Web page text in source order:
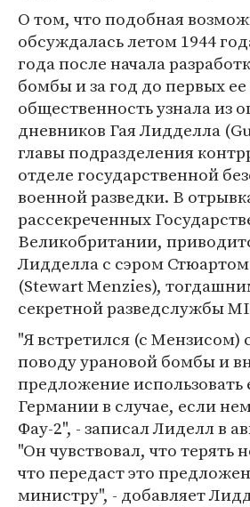
О том, что подобная
обсуждалась летом 1944
года после начала
бомбы и за год до первых
общественность узнала из
дневников Гая Лидделла
главы подразделения
отделе государственной
военной разведки. В
рассекреченных
Великобритании,
Лидделла с сэром
(Stewart Menzies),
секретной разведслужбы
"Я встретился (с Мензисом)
поводу урановой бомбы и
предложение использовать
Германии в случае, если
Фау-2", - записал Лиделл в
"Он чувствовал, что терять
что передаст это
министру", - добавляет